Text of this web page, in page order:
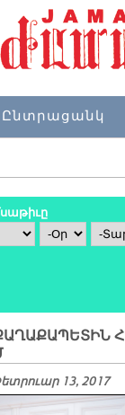
Օր Տարի
13, 2017